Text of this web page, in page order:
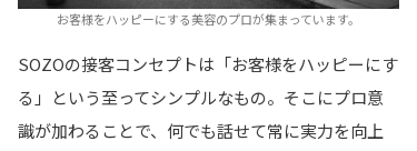
お客様をハッピーにする美容のプロが集まっています。
SOZOの接客コンセプトは「お客様をハッピーにす
る」という至ってシンプルなもの。そこにプロ意
識が加わることで、何でも話せて常に実力を向上